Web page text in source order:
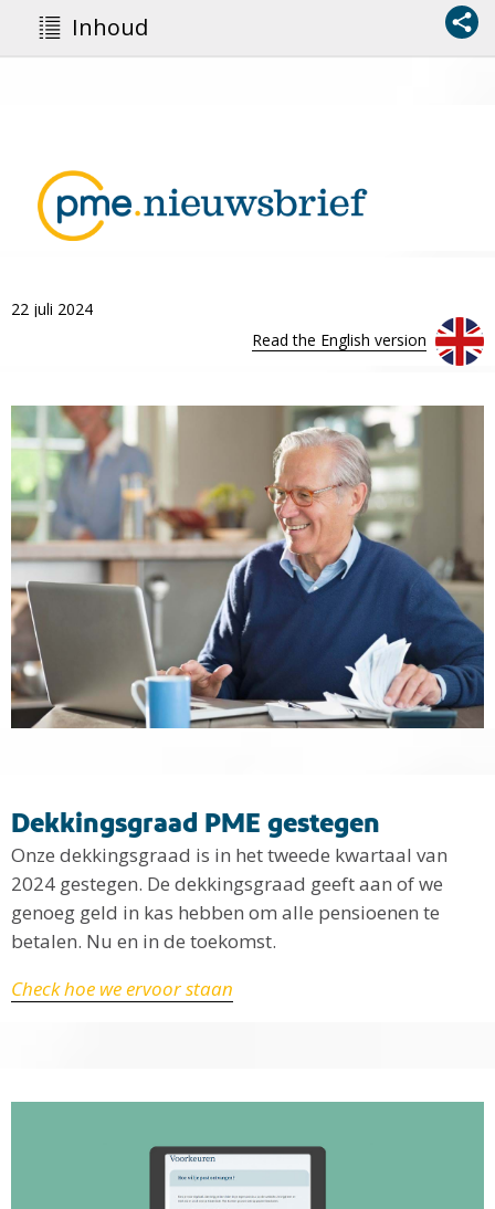
Inhoud
22 juli 2024
Read the English version
Dekkingsgraad PME gestegen
Onze dekkingsgraad is in het tweede kwartaal van
2024 gestegen. De dekkingsgraad geeft aan of we
genoeg geld in kas hebben om alle pensioenen te
betalen. Nu en in de toekomst.
Check hoe we ervoor staan